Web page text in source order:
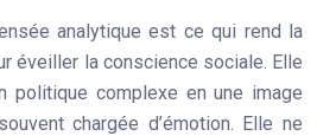
analytique est ce qui rend la
éveiller la conscience sociale. Elle
politique complexe en une image
chargée d’émotion. Elle ne